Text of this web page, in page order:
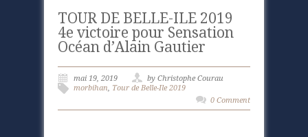
TOUR DE BELLE-ILE 2019
4e victoire pour Sensation
Océan d’Alain Gautier
mai 19, 2019
by Christophe Courau
morbihan, Tour de Belle-Ile 2019
0 Comment